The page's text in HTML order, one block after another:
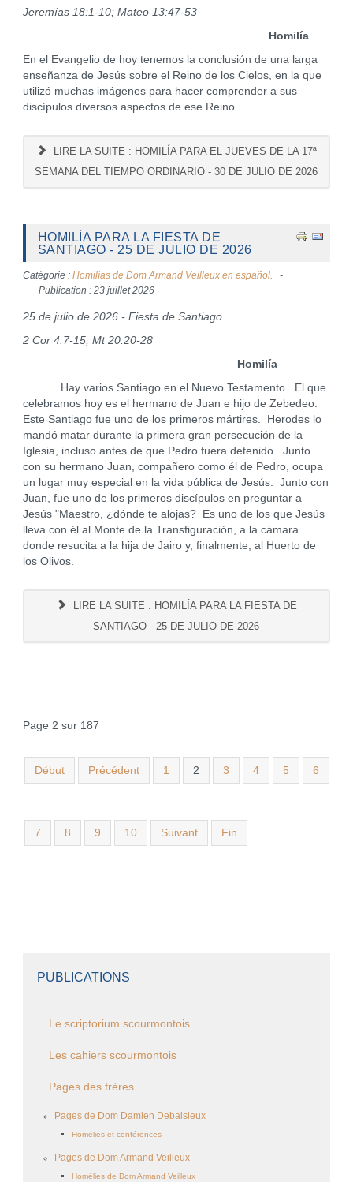
Jeremías 18:1-10; Mateo 13:47-53
Homilía
En el Evangelio de hoy tenemos la conclusión de una larga
enseñanza de Jesús sobre el Reino de los Cielos, en la que
utilizó muchas imágenes para hacer comprender a sus
discípulos diversos aspectos de ese Reino.
LIRE LA SUITE : HOMILÍA PARA EL JUEVES DE LA 17ª
SEMANA DEL TIEMPO ORDINARIO - 30 DE JULIO DE 2026
HOMILÍA PARA LA FIESTA DE
SANTIAGO - 25 DE JULIO DE 2026
Catégorie : Homilías de Dom Armand Veilleux en español.
Publication : 23 juillet 2026
25 de julio de 2026 - Fiesta de Santiago
2 Cor 4:7-15; Mt 20:20-28
Homilía
Hay varios Santiago en el Nuevo Testamento. El que
celebramos hoy es el hermano de Juan e hijo de Zebedeo.
Este Santiago fue uno de los primeros mártires. Herodes lo
mandó matar durante la primera gran persecución de la
Iglesia, incluso antes de que Pedro fuera detenido. Junto
con su hermano Juan, compañero como él de Pedro, ocupa
un lugar muy especial en la vida pública de Jesús. Junto con
Juan, fue uno de los primeros discípulos en preguntar a
Jesús "Maestro, ¿dónde te alojas? Es uno de los que Jesús
lleva con él al Monte de la Transfiguración, a la cámara
donde resucita a la hija de Jairo y, finalmente, al Huerto de
los Olivos.
LIRE LA SUITE : HOMILÍA PARA LA FIESTA DE
SANTIAGO - 25 DE JULIO DE 2026
Page 2 sur 187
Début Précédent 1 2 3 4 5 6
7 8 9 10 Suivant Fin
PUBLICATIONS
Le scriptorium scourmontois
Les cahiers scourmontois
Pages des frères
Pages de Dom Damien Debaisieux
Homélies et conférences
Pages de Dom Armand Veilleux
Homélies de Dom Armand Veilleux